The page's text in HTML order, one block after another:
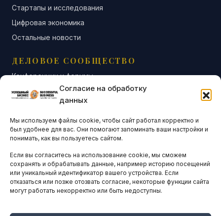
Согласие на обработку
данных
Мы используем файлы cookie, чтобы сайт работал корректно и
был удобнее для вас. Они помогают запоминать ваши настройки и
понимать, как вы пользуетесь сайтом.
Если вы согласитесь на использование cookie, мы сможем
сохранять и обрабатывать данные, например историю посещений
или уникальный идентификатор вашего устройства. Если
отказаться или позже отозвать согласие, некоторые функции сайта
могут работать некорректно или быть недоступны.
Стартапы и исследования
Цифровая экономика
Остальные новости
ДЕЛОВОЕ СООБЩЕСТВО
Конференции и форумы
Бизнес-клубы и ассоциации
Остальные новости
АНАЛИТИКА И СТАТИСТИКА
ARTICLES IN ENGLISH
НАВИГАЦИЯ